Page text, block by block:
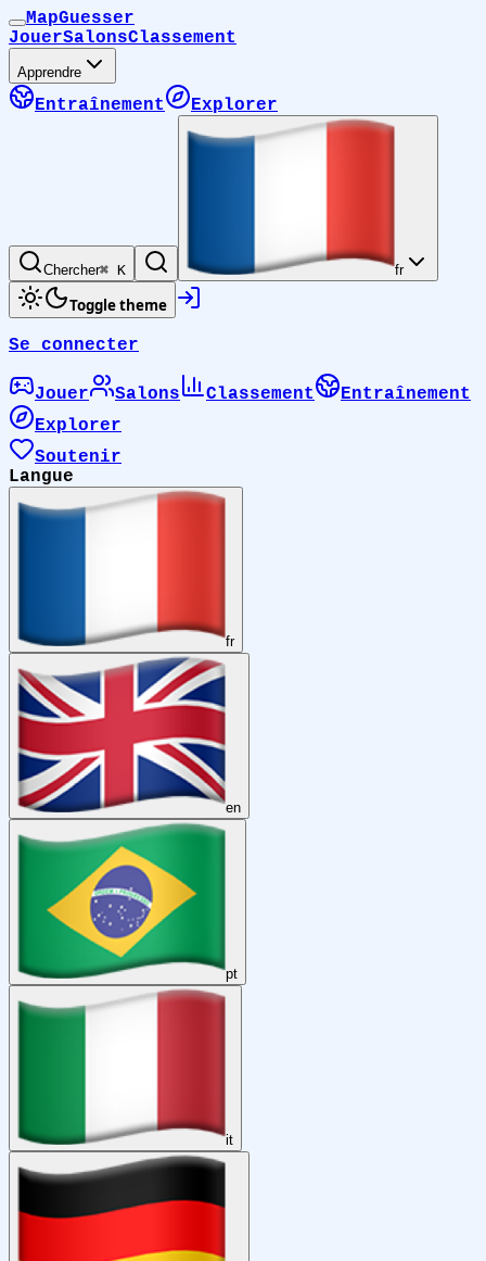
MapGuesser
JouerSalonsClassement
Apprendre
Entraînement Explorer
Chercher⌘ K fr
Toggle theme
Se connecter
Jouer Salons Classement
Entraînement
Explorer
Soutenir
Langue
fr
en
pt
it